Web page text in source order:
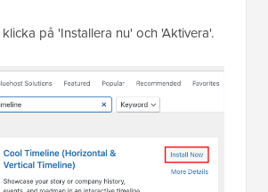
på 'Installera nu' och 'Aktivera'.